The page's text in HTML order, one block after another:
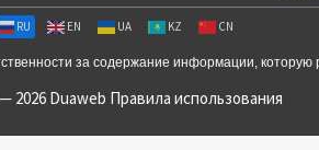
RU EN UA KZ CN
за содержание информации,
2026 Duaweb Правила использования